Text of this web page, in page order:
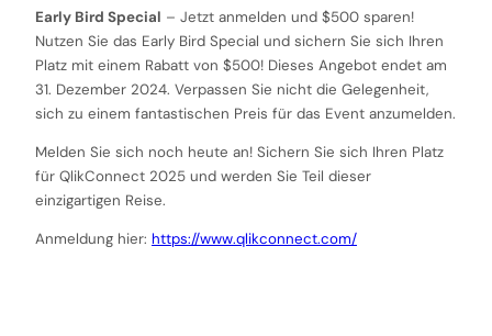
Early Bird Special – Jetzt anmelden und $500 sparen!
Nutzen Sie das Early Bird Special und sichern Sie sich Ihren
Platz mit einem Rabatt von $500! Dieses Angebot endet am
31. Dezember 2024. Verpassen Sie nicht die Gelegenheit,
sich zu einem fantastischen Preis für das Event anzumelden.
Melden Sie sich noch heute an! Sichern Sie sich Ihren Platz
für QlikConnect 2025 und werden Sie Teil dieser
einzigartigen Reise.
Anmeldung hier: https://www.qlikconnect.com/